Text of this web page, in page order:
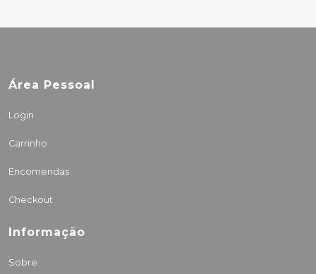
Área Pessoal
Login
Carrinho
Encomendas
Checkout
Informação
Sobre